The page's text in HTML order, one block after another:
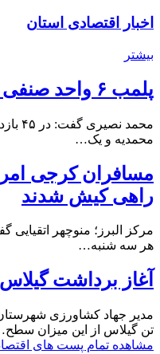
اخبار اقتصادی استان
بیشتر
پلمب ۶ واحد صنفی در شهرستان البرز
محمدیه و یک…
مسافران کرجی
راهی کیش شدند
مرکز البرز؛ منوچهر
هر سه شنبه…
آغاز برداشت
تن گیلاس از این میزان
مشاهده تمام پست های